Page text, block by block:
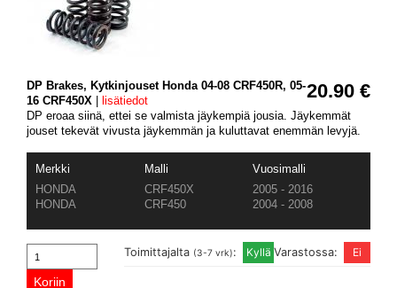
20.90 €
DP Brakes, Kytkinjouset Honda 04-08 CRF450R, 05-
16 CRF450X
lisätiedot
DP eroaa siinä, ettei se valmista jäykempiä jousia. Jäykemmät
jouset tekevät vivusta jäykemmän ja kuluttavat enemmän levyjä.
Merkki Malli
Vuosimalli
HONDA
CRF450X
2005 - 2016
HONDA
CRF450 2004 - 2008
Varastossa:
Toimittajalta (3-7 vrk):